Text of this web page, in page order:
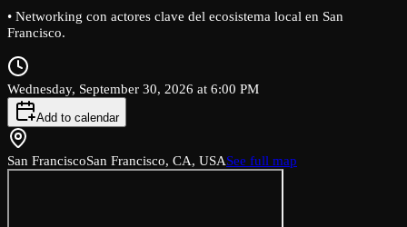
• Networking con actores clave del ecosistema local en San
Francisco.
Wednesday, September 30, 2026 at 6:00 PM
Add to calendar
San FranciscoSan Francisco, CA, USASee full map